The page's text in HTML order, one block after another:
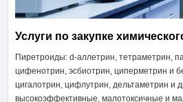
Услуги по закупке
Пиретроиды: d-аллетрин, тетраметрин,
цифенотрин, эсбиотрин, циперметрин и
цигалотрин, цифлутрин, дельтаметрин и
высокоэффективные, малотоксичные и